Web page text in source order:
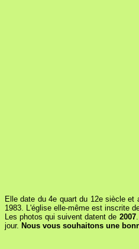
Elle date du 4e quart du 12e siècle
1983. L'église elle-même est inscrite
Les photos qui suivent datent de 2007
jour. Nous vous souhaitons une